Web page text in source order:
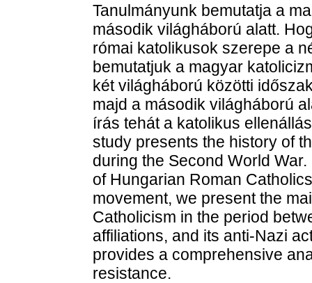
Tanulmányunk bemutatja a
második világháború alatt.
római katolikusok szerepe a
bemutatjuk a magyar
két világháború közötti
majd a második világháború
írás tehát a katolikus
study presents the history of
during the Second World
of Hungarian Roman
movement, we present the
Catholicism in the period
affiliations, and its anti-Nazi
provides a comprehensive
resistance.